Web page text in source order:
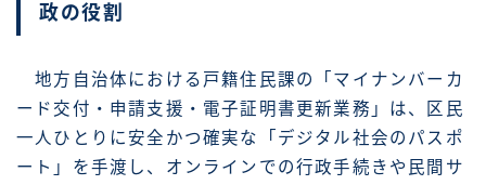
政の役割
地方自治体における戸籍住民課の「マイナンバーカ
ード交付・申請支援・電子証明書更新業務」は、区民
一人ひとりに安全かつ確実な「デジタル社会のパスポ
ート」を手渡し、オンラインでの行政手続きや民間サ